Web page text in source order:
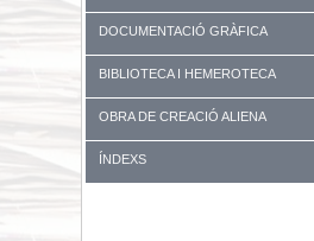
DOCUMENTACIÓ GRÀFICA
BIBLIOTECA I HEMEROTECA
OBRA DE CREACIÓ ALIENA
ÍNDEXS